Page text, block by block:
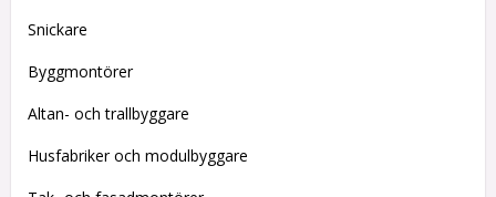
Snickare
Byggmontörer
Altan- och trallbyggare
Husfabriker och modulbyggare